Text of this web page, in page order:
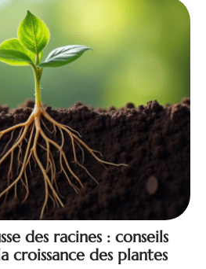
des racines : conseils
croissance des plantes